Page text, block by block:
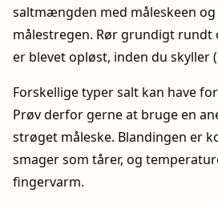
saltmængden med måleskeen
målestregen. Rør grundigt rundt
er blevet opløst, inden du skyller
Forskellige typer salt kan have
Prøv derfor gerne at bruge en
strøget måleske. Blandingen er
smager som tårer, og
fingervarm.